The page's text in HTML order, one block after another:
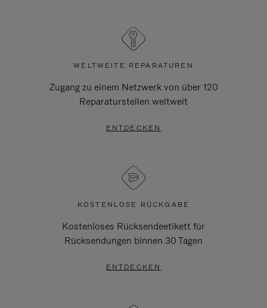
WELTWEITE REPARATUREN
Zugang zu einem Netzwerk von über 120
Reparaturstellen weltweit
ENTDECKEN
KOSTENLOSE RÜCKGABE
Kostenloses Rücksendeetikett für
Rücksendungen binnen 30 Tagen
ENTDECKEN